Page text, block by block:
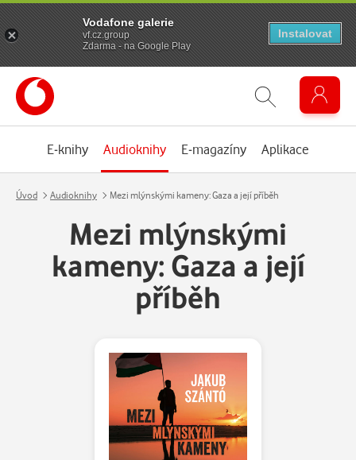
E-knihy Audioknihy E-magazíny Aplikace
Úvod Audioknihy Mezi mlýnskými kameny: Gaza a její příběh
Mezi mlýnskými
kameny: Gaza a její
příběh
Vodafone galerie
vf.cz.group
Zdarma - na Google Play
Instalovat